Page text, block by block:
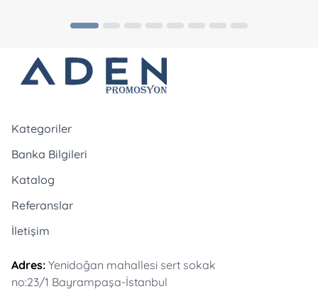
Kategoriler
Banka Bilgileri
Katalog
Referanslar
İletişim
Adres: Yenidoğan mahallesi sert sokak
no:23/1 Bayrampaşa-İstanbul